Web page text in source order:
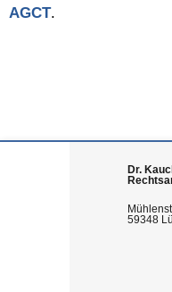
AGCT.
Dr.
59348